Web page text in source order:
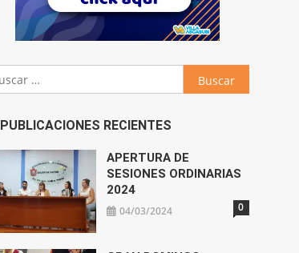
Buscar:
PUBLICACIONES RECIENTES
APERTURA DE
SESIONES ORDINARIAS
2024
04/03/2024 0